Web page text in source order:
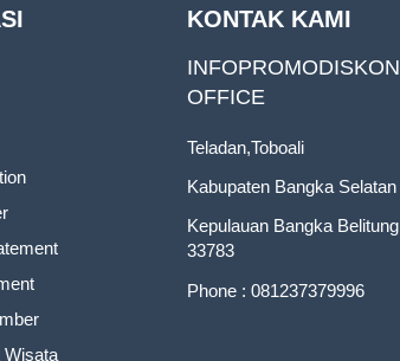
Wisata
KONTAK KAMI
INFOPROMODISKON
OFFICE
Teladan,Toboali
Kabupaten Bangka Selatan
Kepulauan Bangka Belitung
33783
Phone : 081237379996